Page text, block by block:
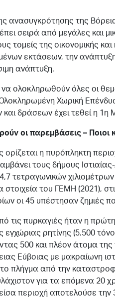
ανασυγκρότησης της
σειρά από μεγάλες και
τομείς της οικονομικής
εκτάσεων, την
ανάπτυξη.
ολοκληρωθούν όλες οι
Ολοκληρωμένη Χωρική
δράσεων έχει τεθεί η 1η
οι παρεμβάσεις –
η πυρόπληκτη
τους δήμους
τετραγωνικών
του ΓΕΜΗ (2021),
οι 45 υπέστησαν ζημιές
τις πυρκαγιές ήταν η
ρητίνης (5.500
500 και πλέον άτομα της
Εύβοιας με μακραίωνη
πλήγμα από την
για τα επόμενα 20
περιοχή αποτελούσε